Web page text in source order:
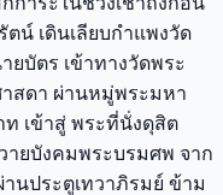
ตน์ เดินเลียบกำแพงวัด
บัตร เข้าทางวัดพระ
สดา ผ่านหมู่พระมหา
เข้าสู่ พระที่นั่งดุสิต
ายบังคมพระบรมศพ จาก
นประตูเทวาภิรมย์ ข้าม